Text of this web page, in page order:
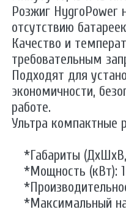
Розжиг HygroPower
отсутствию
Качество и
требовательным
Подходят для
экономичности,
работе.
Ультра компактные
*Габариты
*Мощность (кВт):
*Максимальный